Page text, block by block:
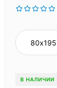
В НАЛИЧИИ